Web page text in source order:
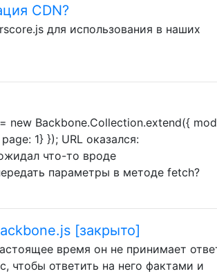
CDN?
для использования в наших
new Backbone.Collection.extend({
1} }); URL оказался:
что-то вроде
параметры в методе fetch?
[закрыто]
время он не принимает
чтобы ответить на него фактами и